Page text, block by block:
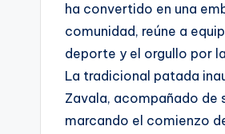
ha convertido en una
comunidad, reúne a
deporte y el orgullo por
La tradicional patada
Zavala, acompañado de
marcando el comienzo